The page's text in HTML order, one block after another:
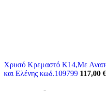
Χρυσό Κρεμαστό K14,Με
και Ελένης κωδ.109799 117,00 €